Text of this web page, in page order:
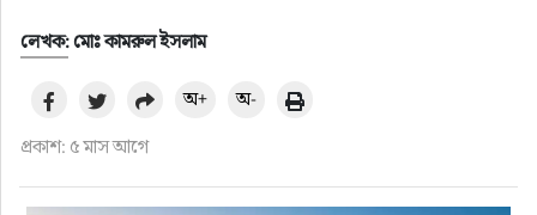
ফুড
হজ-ওমরাহ
লেখক: মোঃ কামরুল ইসলাম
প্রকাশ: ৫ মাস আগে
অ+ অ-